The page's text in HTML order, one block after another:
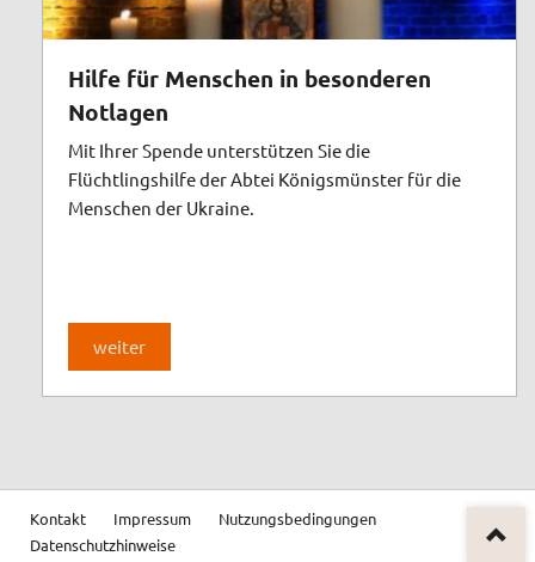
Hilfe für Menschen in besonderen
Notlagen
Mit Ihrer Spende unterstützen Sie die
Flüchtlingshilfe der Abtei Königsmünster für die
Menschen der Ukraine.
weiter
Navigation
überspringen
Kontakt Impressum
Nutzungsbedingungen
Datenschutzhinweise